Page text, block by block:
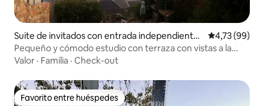
Suite de invitados con entrada independiente
en Bahía de Kalk
Calificación
4,73 (99)
Pequeño y cómodo estudio con terraza con vistas a la
bahía
Valor · Familia · Check-out
Favorito entre huéspedes
Favorito entre huéspedes